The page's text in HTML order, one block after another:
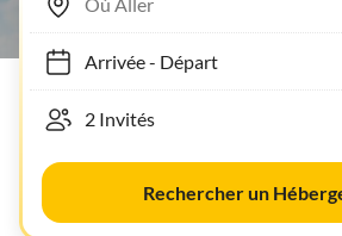
Arrivée- Départ
Rechercher un